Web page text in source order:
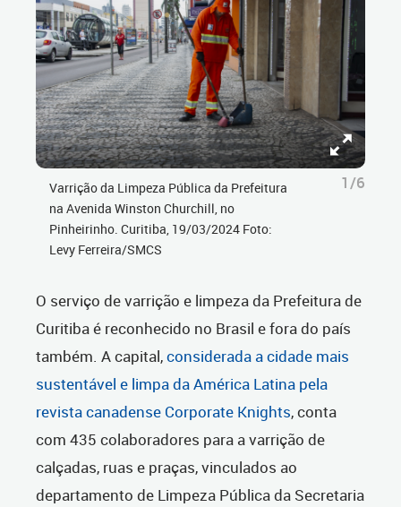
Varrição da Limpeza Pública da Prefeitura
na Avenida Winston Churchill, no
Pinheirinho. Curitiba, 19/03/2024 Foto:
Levy Ferreira/SMCS
1/6
O serviço de varrição e limpeza da Prefeitura de
Curitiba é reconhecido no Brasil e fora do país
também. A capital,considerada a cidade mais
sustentável e limpa da América Latina pela
revista canadense Corporate Knights, conta
com 435 colaboradores para a varrição de
calçadas, ruas e praças, vinculados ao
departamento de Limpeza Pública da Secretaria